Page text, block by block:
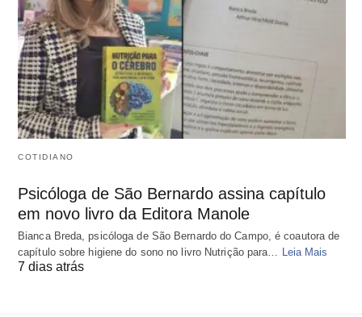
COTIDIANO
Psicóloga de São Bernardo assina capítulo
em novo livro da Editora Manole
Bianca Breda, psicóloga de São Bernardo do Campo, é coautora de
capítulo sobre higiene do sono no livro Nutrição para…
Leia Mais
7 dias atrás